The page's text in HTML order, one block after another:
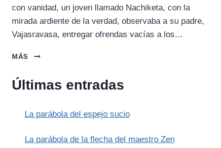
con vanidad, un joven llamado Nachiketa, con la
mirada ardiente de la verdad, observaba a su padre,
Vajasravasa, entregar ofrendas vacías a los…
MÁS
EL
NACHIKETA
Últimas entradas
La parábola del espejo sucio
La parábola de la flecha del maestro Zen